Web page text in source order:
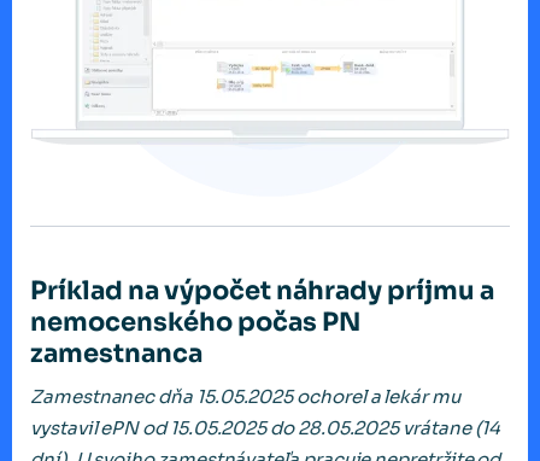
Príklad na výpočet náhrady príjmu a
nemocenského počas PN
zamestnanca
Zamestnanec dňa 15.05.2025 ochorel a lekár mu
vystavil ePN od 15.05.2025 do 28.05.2025 vrátane (14